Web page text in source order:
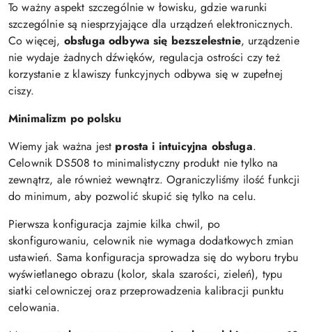
To ważny aspekt szczególnie w łowisku, gdzie warunki
szczególnie są niesprzyjające dla urządzeń elektronicznych.
Co więcej, obsługa odbywa się bezszelestnie, urządzenie
nie wydaje żadnych dźwięków, regulacja ostrości czy też
korzystanie z klawiszy funkcyjnych odbywa się w zupełnej
ciszy.
Minimalizm po polsku
Wiemy jak ważna jest prosta i intuicyjna obsługa.
Celownik DS508 to minimalistyczny produkt nie tylko na
zewnątrz, ale również wewnątrz. Ograniczyliśmy ilość funkcji
do minimum, aby pozwolić skupić się tylko na celu.
Pierwsza konfiguracja zajmie kilka chwil, po
skonfigurowaniu, celownik nie wymaga dodatkowych zmian
ustawień. Sama konfiguracja sprowadza się do wyboru trybu
wyświetlanego obrazu (kolor, skala szarości, zieleń), typu
siatki celowniczej oraz przeprowadzenia kalibracji punktu
celowania.